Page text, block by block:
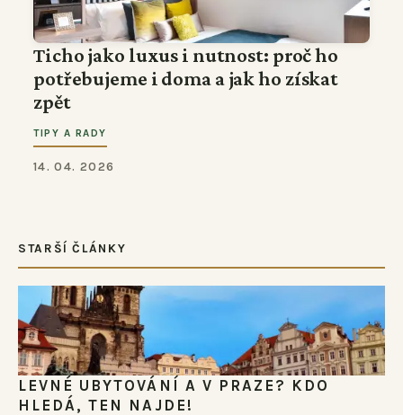
Ticho jako luxus i nutnost: proč ho
potřebujeme i doma a jak ho získat
zpět
TIPY A RADY
14. 04. 2026
STARŠÍ ČLÁNKY
LEVNÉ UBYTOVÁNÍ A V PRAZE? KDO
HLEDÁ, TEN NAJDE!